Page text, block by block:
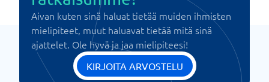
Aivan kuten sinä haluat tietää muiden ihmisten
mielipiteet, muut haluavat tietää mitä sinä
ajattelet. Ole hyvä ja jaa mielipiteesi!
KIRJOITA ARVOSTELU